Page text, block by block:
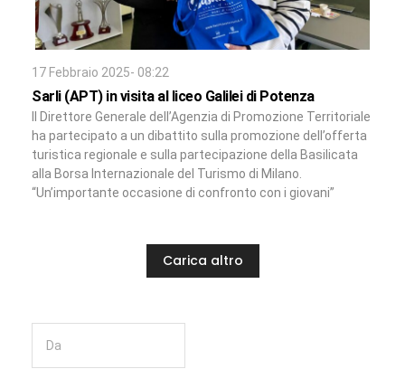
17 Febbraio 2025- 08:22
Sarli (APT) in visita al liceo Galilei di Potenza
Il Direttore Generale dell’Agenzia di Promozione Territoriale
ha partecipato a un dibattito sulla promozione dell’offerta
turistica regionale e sulla partecipazione della Basilicata
alla Borsa Internazionale del Turismo di Milano.
“Un’importante occasione di confronto con i giovani”
Carica altro